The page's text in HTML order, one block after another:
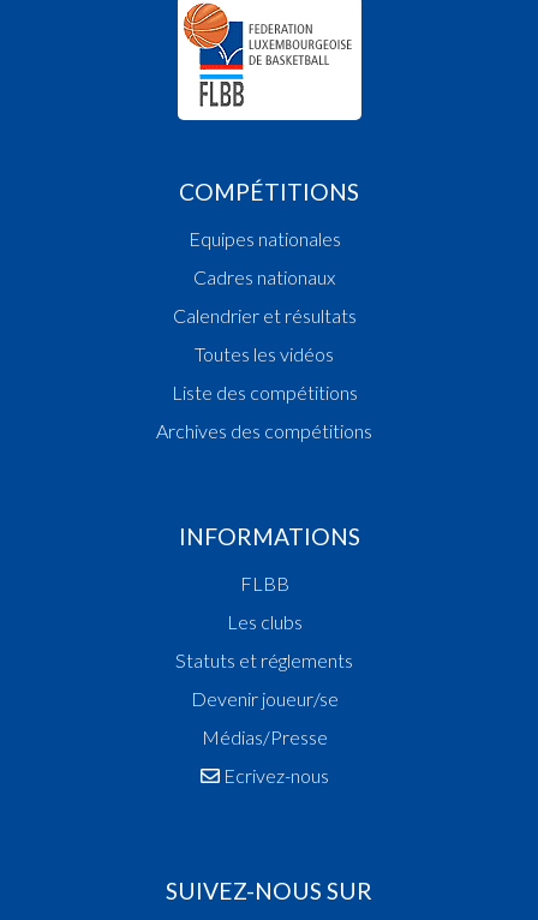
COMPÉTITIONS
Equipes nationales
Cadres nationaux
Calendrier et résultats
Toutes les vidéos
Liste des compétitions
Archives des compétitions
INFORMATIONS
FLBB
Les clubs
Statuts et réglements
Devenir joueur/se
Médias/Presse
Ecrivez-nous
SUIVEZ-NOUS SUR